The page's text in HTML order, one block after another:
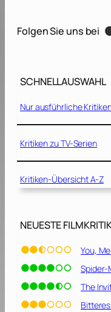
B
t
i
h
r
t
e
u
d
I
c
h
[
Folgen Sie uns bei
SCHNELLAUSWAHL
Nur ausführliche
Kritiken zu TV-Serien
Kritiken-Übersicht A-Z
NEUESTE
You,
Spider-
The